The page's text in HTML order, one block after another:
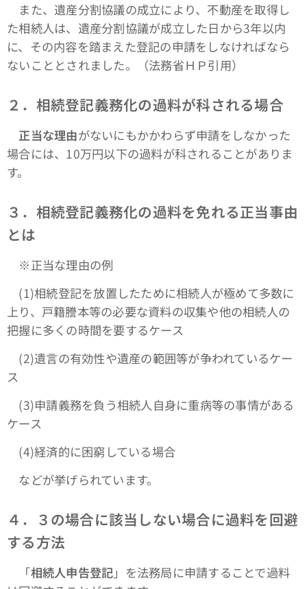
また、遺産分割協議の成立により、不動産を取得し
た相続人は、遺産分割協議が成立した日から3年以内
に、その内容を踏まえた登記の申請をしなければなら
ないこととされました。（法務省ＨＰ引用）
２．相続登記義務化の過料が科される場合
正当な理由がないにもかかわらず申請をしなかった
場合には、10万円以下の過料が科されることがありま
す。
３．相続登記義務化の過料を免れる正当事由
とは
※正当な理由の例
(1)相続登記を放置したために相続人が極めて多数に
上り、戸籍謄本等の必要な資料の収集や他の相続人の
把握に多くの時間を要するケース
(2)遺言の有効性や遺産の範囲等が争われているケー
ス
(3)申請義務を負う相続人自身に重病等の事情がある
ケース
(4)経済的に困窮している場合
などが挙げられています。
４．３の場合に該当しない場合に過料を回避
する方法
「相続人申告登記」を法務局に申請することで過料